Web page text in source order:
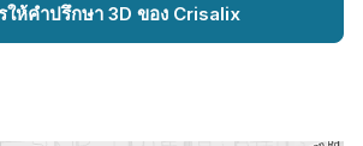
ให้คำปรึกษา 3D ของ Crisalix